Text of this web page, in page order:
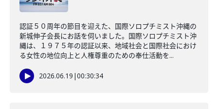
認証５０周年の節目を迎えた、国際ソロプチミスト沖縄の
新城伸子会長にお話を伺いました。国際ソロプチミスト沖
縄は、１９７５年の認証以来、地域社会と国際社会におけ
る女性の地位向上と人権尊重のための奉仕活動を...
2026.06.19 |00:30:34